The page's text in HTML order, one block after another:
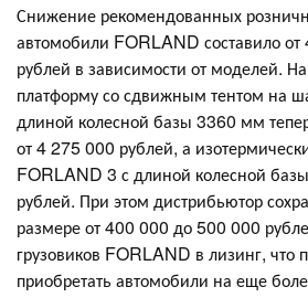
Снижение рекомендованных
автомобили FORLAND составило
рублей в зависимости от моделей.
платформу со сдвижным тентом на
длиной колесной базы 3360 мм
от 4 275 000 рублей, а
FORLAND 3 с длиной колесной
рублей. При этом дистрибьютор
размере от 400 000 до 500 000
грузовиков FORLAND в лизинг, что
приобретать автомобили на еще